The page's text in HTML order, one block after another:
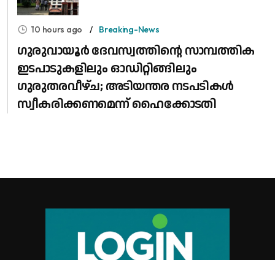
10 hours ago Breaking-News
ഗുരുവായൂർ ദേവസ്വത്തിന്റെ സാമ്പത്തിക
ഇടപാടുകളിലും ഓഡിറ്റിങ്ങിലും ​
ഗുരുതരവീഴ്ച; അടിയന്തര നടപടികൾ
സ്വീകരിക്കണമെന്ന് ഹൈക്കോടതി